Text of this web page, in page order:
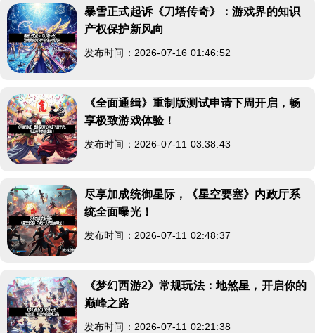
暴雪正式起诉《刀塔传奇》：游戏界的知识
产权保护新风向
发布时间：2026-07-16 01:46:52
《全面通缉》重制版测试申请下周开启，畅
享极致游戏体验！
发布时间：2026-07-11 03:38:43
尽享加成统御星际，《星空要塞》内政厅系
统全面曝光！
发布时间：2026-07-11 02:48:37
《梦幻西游2》常规玩法：地煞星，开启你的
巅峰之路
发布时间：2026-07-11 02:21:38